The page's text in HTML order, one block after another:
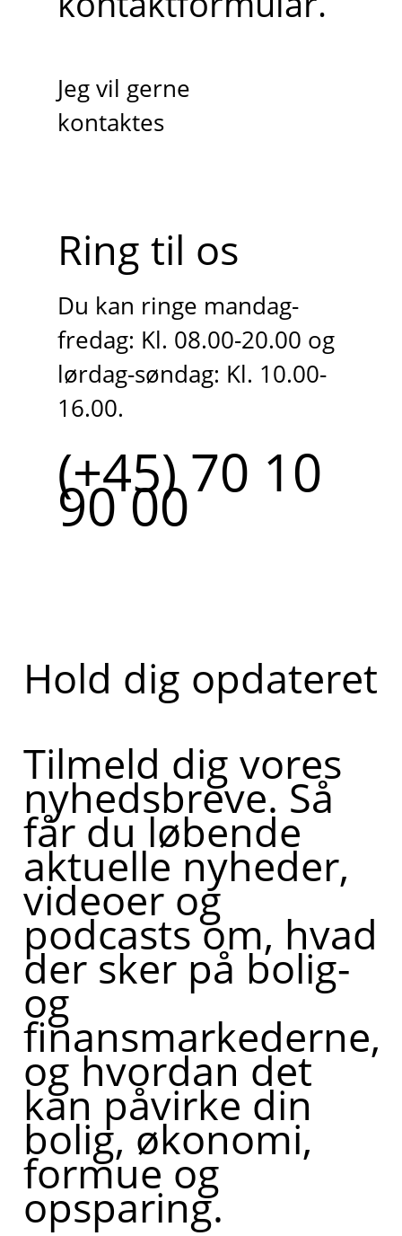
Jeg vil gerne
kontaktes
Ring til os
Du kan ringe mandag-
fredag: Kl. 08.00-20.00 og
lørdag-søndag: Kl. 10.00-
16.00.
(+45) 70 10
90 00
Hold dig opdateret
Tilmeld dig vores
nyhedsbreve. Så
får du løbende
aktuelle nyheder,
videoer og
podcasts om, hvad
der sker på bolig-
og
finansmarkederne,
og hvordan det
kan påvirke din
bolig, økonomi,
formue og
opsparing.